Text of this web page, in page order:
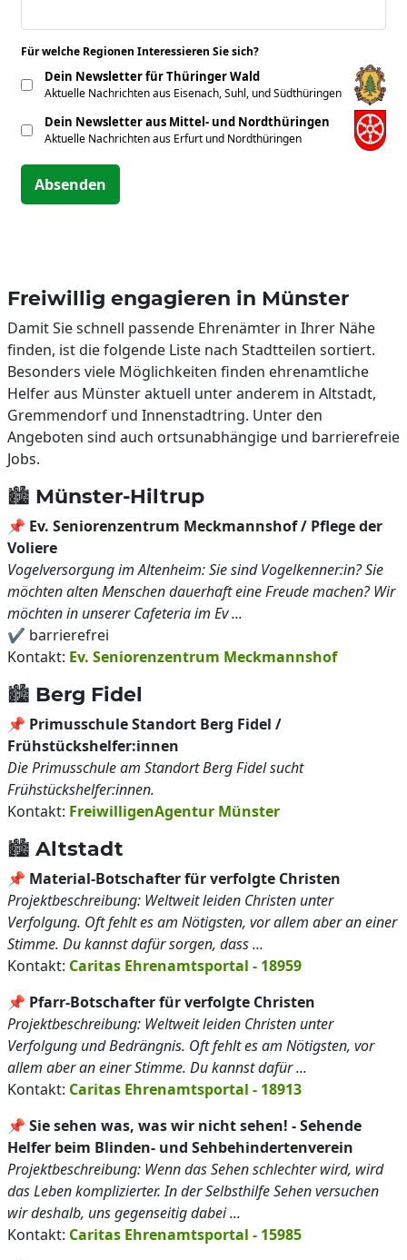
Für welche Regionen Interessieren Sie sich?
Dein Newsletter für Thüringer Wald
Aktuelle Nachrichten aus Eisenach, Suhl, und Südthüringen
Dein Newsletter aus Mittel- und Nordthüringen
Aktuelle Nachrichten aus Erfurt und Nordthüringen
Absenden
Freiwillig engagieren in Münster
Damit Sie schnell passende Ehrenämter in Ihrer Nähe
finden, ist die folgende Liste nach Stadtteilen sortiert.
Besonders viele Möglichkeiten finden ehrenamtliche
Helfer aus Münster aktuell unter anderem in Altstadt,
Gremmendorf und Innenstadtring. Unter den
Angeboten sind auch ortsunabhängige und barrierefreie
Jobs.
🏙️ Münster-Hiltrup
📌 Ev. Seniorenzentrum Meckmannshof / Pflege der
Voliere
Vogelversorgung im Altenheim: Sie sind Vogelkenner:in? Sie
möchten alten Menschen dauerhaft eine Freude machen? Wir
möchten in unserer Cafeteria im Ev ...
✔️ barrierefrei
Kontakt: Ev. Seniorenzentrum Meckmannshof
🏙️ Berg Fidel
📌 Primusschule Standort Berg Fidel /
Frühstückshelfer:innen
Die Primusschule am Standort Berg Fidel sucht
Frühstückshelfer:innen.
Kontakt: FreiwilligenAgentur Münster
🏙️ Altstadt
📌 Material-Botschafter für verfolgte Christen
Projektbeschreibung: Weltweit leiden Christen unter
Verfolgung. Oft fehlt es am Nötigsten, vor allem aber an einer
Stimme. Du kannst dafür sorgen, dass ...
Kontakt: Caritas Ehrenamtsportal - 18959
📌 Pfarr-Botschafter für verfolgte Christen
Projektbeschreibung: Weltweit leiden Christen unter
Verfolgung und Bedrängnis. Oft fehlt es am Nötigsten, vor
allem aber an einer Stimme. Du kannst dafür ...
Kontakt: Caritas Ehrenamtsportal - 18913
📌 Sie sehen was, was wir nicht sehen! - Sehende
Helfer beim Blinden- und Sehbehindertenverein
Projektbeschreibung: Wenn das Sehen schlechter wird, wird
das Leben komplizierter. In der Selbsthilfe Sehen versuchen
wir deshalb, uns gegenseitig dabei ...
Kontakt: Caritas Ehrenamtsportal - 15985